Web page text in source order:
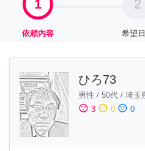
1
依頼内容
2
希望
ひろ73
男性 / 50代 / 埼玉
sentiment_satisfied 3 sentiment_neutral 0 sentiment_dissatisfied 0